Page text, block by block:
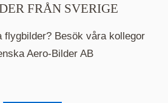
FRÅN SVERIGE
flygbilder? Besök våra kollegor
Aero-Bilder AB